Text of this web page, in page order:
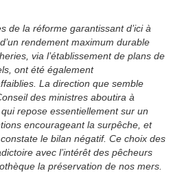
de la réforme garantissant d’ici à
rendement maximum durable
via l’établissement de plans de
ont été également
La direction que semble
des ministres aboutira à
repose essentiellement sur un
encourageant la surpêche, et
le bilan négatif. Ce choix des
avec l’intérêt des pêcheurs
la préservation de nos mers.